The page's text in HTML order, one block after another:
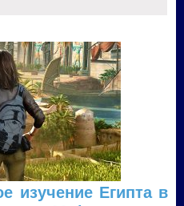
изучение Египта в